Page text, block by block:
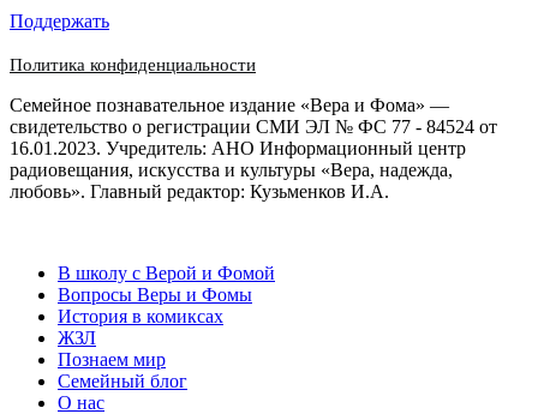
Поддержать
Политика конфиденциальности
Семейное познавательное издание «Вера и Фома» —
свидетельство о регистрации СМИ ЭЛ № ФС 77 - 84524 от
16.01.2023. Учредитель: АНО Информационный центр
радиовещания, искусства и культуры «Вера, надежда,
любовь». Главный редактор: Кузьменков И.А.
В школу с Верой и Фомой
Вопросы Веры и Фомы
История в комиксах
ЖЗЛ
Познаем мир
Семейный блог
О нас